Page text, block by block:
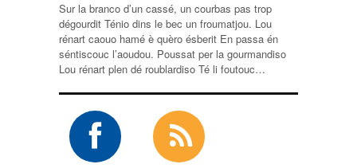
Sur la branco d’un cassé, un courbas pas trop
dégourdit Ténio dins le bec un froumatjou. Lou
rénart caouo hamé è quèro ésberit En passa én
séntiscouc l’aoudou. Poussat per la gourmandiso
Lou rénart plen dé roublardiso Té li foutouc…